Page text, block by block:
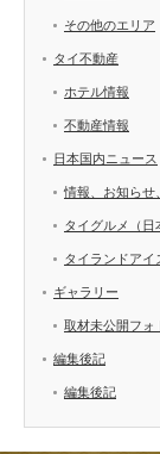
その他のエリア
タイ不動産
ホテル情報
不動産情報
日本国内ニュース
情報、お知らせ
タイグルメ（日
タイランドアイ
ギャラリー
取材未公開フォ
編集後記
編集後記